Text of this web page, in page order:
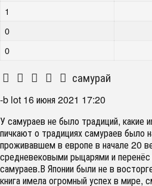
1
0
0
самурай
-b lot 16 июня 2021 17:20
У самураев не было традиций, какие
пичкают о традициях самураев было
проживавшем в европе в начале 20
средневековыми рыцарями и
самураев.В Японии были не в
книга имела огромный успех в мире,